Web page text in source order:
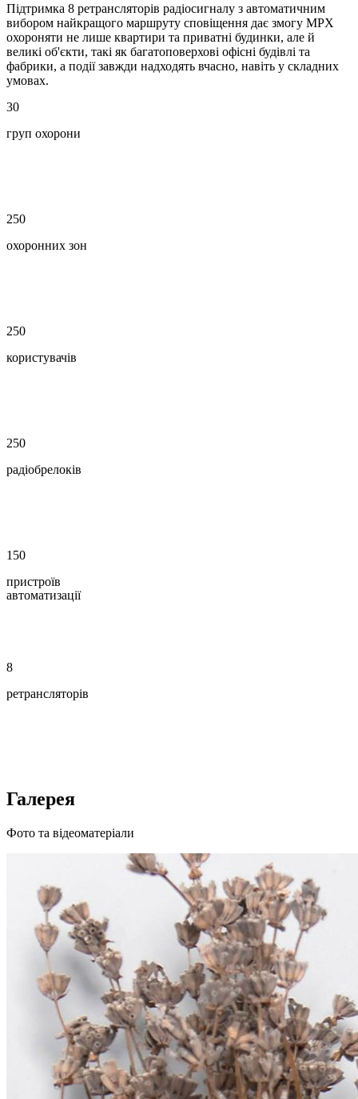
Підтримка 8 ретрансляторів радіосигналу з автоматичним
вибором найкращого маршруту сповіщення дає змогу MPX
охороняти не лише квартири та приватні будинки, але й
великі об'єкти, такі як багатоповерхові офісні будівлі та
фабрики, а події завжди надходять вчасно, навіть у складних
умовах.
30
груп охорони
250
охоронних зон
250
користувачів
250
радіобрелоків
150
пристроїв
автоматизації
8
ретрансляторів
Галерея
Фото та відеоматеріали